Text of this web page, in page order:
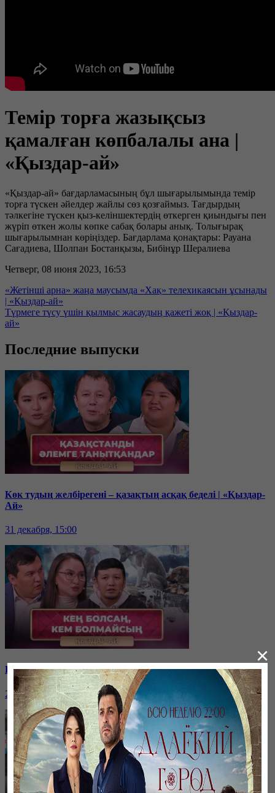
Темір торға жазықсыз
қамалған көпбалалы ана |
«Қыздар-ай»
«Қыздар-ай» бағдарламасының бұл шығарылымында темір
торға түскен әйелдер жайлы сөз қозғаймыз. Тағдырдың
тәлкегіне түскен қыз-келіншектердің өткерген қиындығы пен
жүріп өткен жолы көпке сабақ болары анық. Толығырақ
шығарылымнан көріңіздер. Бағдарлама қонақтары: Рауана
Сағадиева, Шолпан Бостанқызы, Бибінұр Шералиева
Четверг, 08 июня 2023, 16:53
«Жетінші арна» жаңа маусымда «Хақ» телехикаясын ұсынады
| «Қыздар-ай»
Түрмеге түсу үшін қылмыс жасаудың қажеті жоқ | «Қыздар-
ай»
Последние выпуски
Көк тудың желбірегені – қазақтың асқақ беделі | «Қыздар-
Ай»
31 декабря, 15:00
Қайырымдылық – қадірлі іс | «Қыздар-Ай»
20 декабря, 17:00
×